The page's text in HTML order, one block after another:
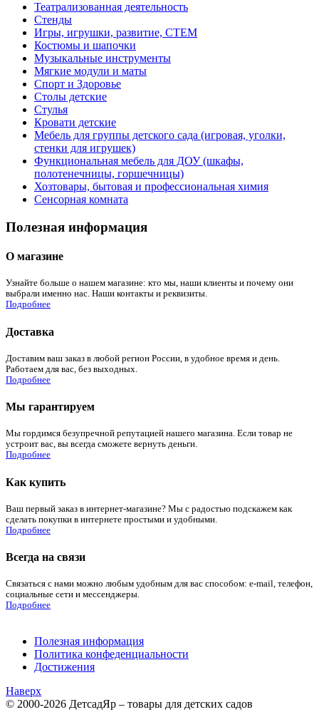
Театрализованная деятельность
Стенды
Игры, игрушки, развитие, СТЕМ
Костюмы и шапочки
Музыкальные инструменты
Мягкие модули и маты
Спорт и Здоровье
Столы детские
Стулья
Кровати детские
Мебель для группы детского сада (игровая, уголки,
стенки для игрушек)
Функциональная мебель для ДОУ (шкафы,
полотенечницы, горшечницы)
Хозтовары, бытовая и профессиональная химия
Сенсорная комната
Полезная информация
О магазине
Узнайте больше о нашем магазине: кто мы, наши клиенты и почему они
выбрали именно нас. Наши контакты и реквизиты.
Подробнее
Доставка
Доставим ваш заказ в любой регион России, в удобное время и день.
Работаем для вас, без выходных.
Подробнее
Мы гарантируем
Мы гордимся безупречной репутацией нашего магазина. Если товар не
устроит вас, вы всегда сможете вернуть деньги.
Подробнее
Как купить
Ваш первый заказ в интернет-магазине? Мы с радостью подскажем как
сделать покупки в интернете простыми и удобными.
Подробнее
Всегда на связи
Связаться с нами можно любым удобным для вас способом: e-mail, телефон,
социальные сети и мессенджеры.
Подробнее
Полезная информация
Политика конфеденциальности
Достижения
Наверх
© 2000-2026 ДетсадЯр – товары для детских садов